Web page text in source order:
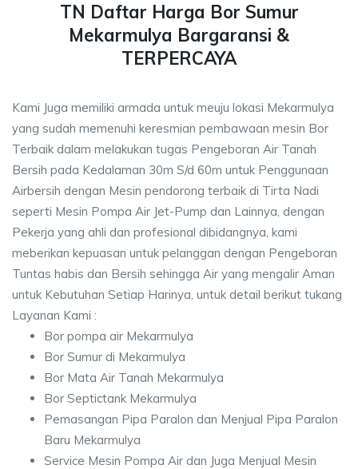
TN Daftar Harga Bor Sumur
Mekarmulya Bargaransi &
TERPERCAYA
Kami Juga memiliki armada untuk meuju lokasi Mekarmulya
yang sudah memenuhi keresmian pembawaan mesin Bor
Terbaik dalam melakukan tugas Pengeboran Air Tanah
Bersih pada Kedalaman 30m S/d 60m untuk Penggunaan
Airbersih dengan Mesin pendorong terbaik di Tirta Nadi
seperti Mesin Pompa Air Jet-Pump dan Lainnya, dengan
Pekerja yang ahli dan profesional dibidangnya, kami
meberikan kepuasan untuk pelanggan dengan Pengeboran
Tuntas habis dan Bersih sehingga Air yang mengalir Aman
untuk Kebutuhan Setiap Harinya, untuk detail berikut tukang
Layanan Kami :
Bor pompa air Mekarmulya
Bor Sumur di Mekarmulya
Bor Mata Air Tanah Mekarmulya
Bor Septictank Mekarmulya
Pemasangan Pipa Paralon dan Menjual Pipa Paralon
Baru Mekarmulya
Service Mesin Pompa Air dan Juga Menjual Mesin